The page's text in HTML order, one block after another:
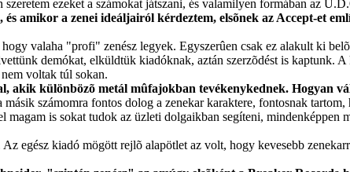
ezeket a számokat játszani, és valamilyen formában az
amikor a zenei ideáljairól kérdeztem, elsõnek az Accept-et
valaha "profi" zenész legyek. Egyszerûen csak ez alakult ki
demókat, elküldtük kiadóknak, aztán szerzõdést is kaptunk.
voltak túl sokan.
akik különbözõ metál mûfajokban tevékenykednek. Hogyan
számomra fontos dolog a zenekar karaktere, fontosnak
is sokat tudok az üzleti dolgaikban segíteni, mindenképpen
egész kiadó mögött rejlõ alapötlet az volt, hogy kevesebb